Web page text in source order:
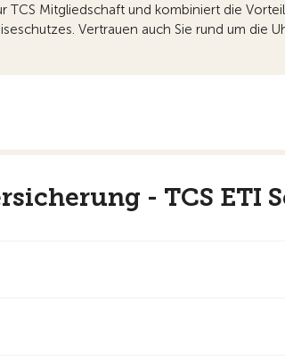
TCS Mitgliedschaft und kombiniert die
Vertrauen auch Sie rund um die
- TCS ETI